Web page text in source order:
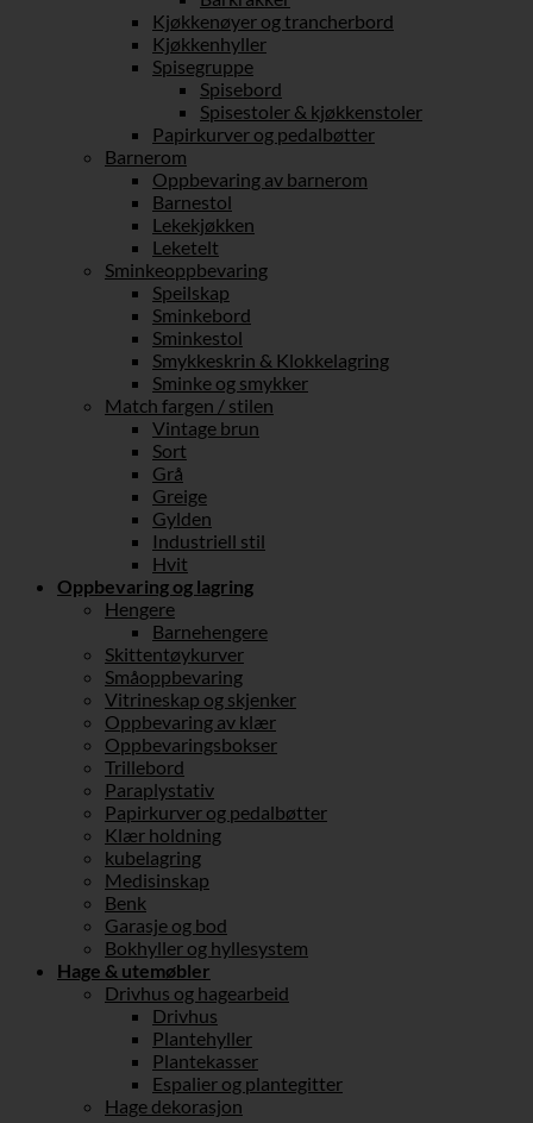
Kjøkkenøyer og trancherbord
Kjøkkenhyller
Spisegruppe
Spisebord
Spisestoler & kjøkkenstoler
Papirkurver og pedalbøtter
Barnerom
Oppbevaring av barnerom
Barnestol
Lekekjøkken
Leketelt
Sminkeoppbevaring
Speilskap
Sminkebord
Sminkestol
Smykkeskrin & Klokkelagring
Sminke og smykker
Match fargen / stilen
Vintage brun
Sort
Grå
Greige
Gylden
Industriell stil
Hvit
Oppbevaring og lagring
Hengere
Barnehengere
Skittentøykurver
Småoppbevaring
Vitrineskap og skjenker
Oppbevaring av klær
Oppbevaringsbokser
Trillebord
Paraplystativ
Papirkurver og pedalbøtter
Klær holdning
kubelagring
Medisinskap
Benk
Garasje og bod
Bokhyller og hyllesystem
Hage & utemøbler
Drivhus og hagearbeid
Drivhus
Plantehyller
Plantekasser
Espalier og plantegitter
Hage dekorasjon